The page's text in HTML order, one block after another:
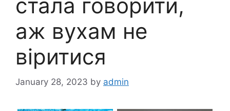
стала говорити,
аж вухам не
віритися
January 28, 2023 by admin